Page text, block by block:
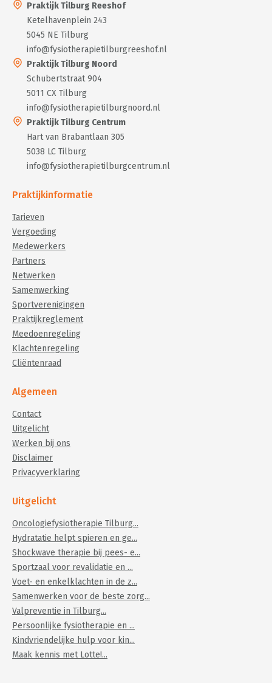
Praktijk Tilburg Reeshof
Ketelhavenplein 243
5045 NE Tilburg
info@fysiotherapietilburgreeshof.nl
Praktijk Tilburg Noord
Schubertstraat 904
5011 CX Tilburg
info@fysiotherapietilburgnoord.nl
Praktijk Tilburg Centrum
Hart van Brabantlaan 305
5038 LC Tilburg
info@fysiotherapietilburgcentrum.nl
Praktijkinformatie
Tarieven
Vergoeding
Medewerkers
Partners
Netwerken
Samenwerking
Sportverenigingen
Praktijkreglement
Meedoenregeling
Klachtenregeling
Cliëntenraad
Algemeen
Contact
Uitgelicht
Werken bij ons
Disclaimer
Privacyverklaring
Uitgelicht
Oncologiefysiotherapie Tilburg...
Hydratatie helpt spieren en ge...
Shockwave therapie bij pees- e...
Sportzaal voor revalidatie en ...
Voet- en enkelklachten in de z...
Samenwerken voor de beste zorg...
Valpreventie in Tilburg...
Persoonlijke fysiotherapie en ...
Kindvriendelijke hulp voor kin...
Maak kennis met Lotte!...